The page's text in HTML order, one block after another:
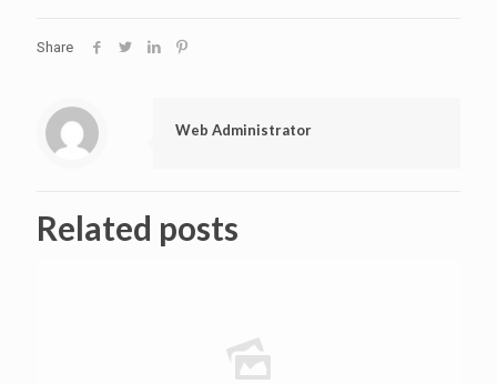
Share
Web Administrator
Related posts